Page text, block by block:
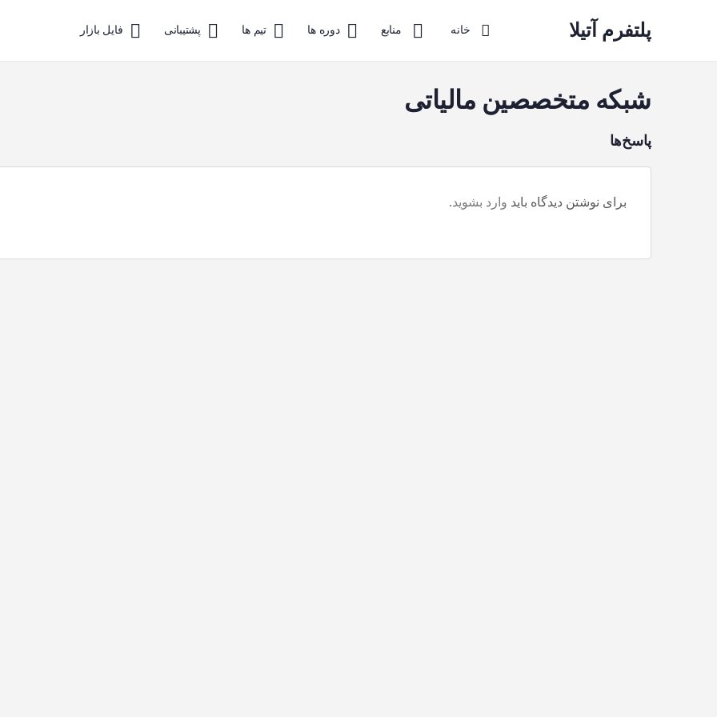
پلتفرم آتیلا خانه منابع دوره ها تیم ها پشتیبانی فایل بازار
شبکه متخصصین مالیاتی
پاسخ‌ها
برای نوشتن دیدگاه باید وارد بشوید.